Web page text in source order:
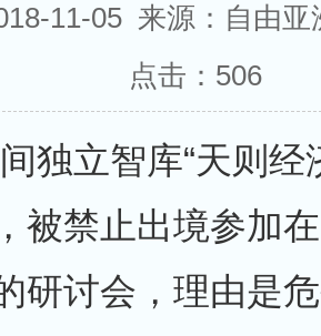
11-05 来源：自由
点击： 506
独立智库“天则经
被禁止出境参加
研讨会，理由是